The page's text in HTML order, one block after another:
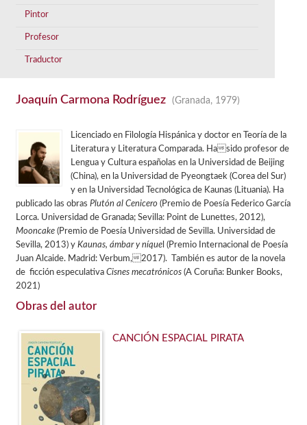
Pintor
Profesor
Traductor
Joaquín Carmona Rodríguez (Granada, 1979)
Licenciado en Filología Hispánica y doctor en Teoría de la
Literatura y Literatura Comparada. Hasido profesor de
Lengua y Cultura españolas en la Universidad de Beijing
(China), en la Universidad de Pyeongtaek (Corea del Sur)
y en la Universidad Tecnológica de Kaunas (Lituania). Ha
publicado las obras Plutón al Cenicero(Premio de Poesía Federico García
Lorca. Universidad de Granada; Sevilla: Point de Lunettes, 2012),
Mooncake(Premio de Poesía Universidad de Sevilla. Universidad de
Sevilla, 2013) y Kaunas, ámbar y níquel (Premio Internacional de Poesía
Juan Alcaide. Madrid: Verbum,2017). También es autor de la novela
de ficción especulativa Cisnes mecatrónicos (A Coruña: Bunker Books,
2021)
Obras del autor
CANCIÓN ESPACIAL PIRATA